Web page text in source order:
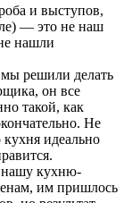
и выступов,
— это не наш
нашли
решили делать
он все
такой, как
Не
идеально
нашу кухню-
им пришлось